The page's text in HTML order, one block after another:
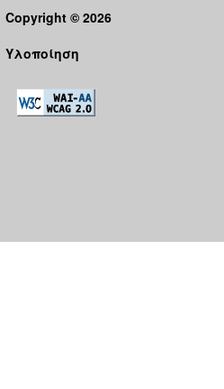
Copyright © 2026
Υλοποίηση